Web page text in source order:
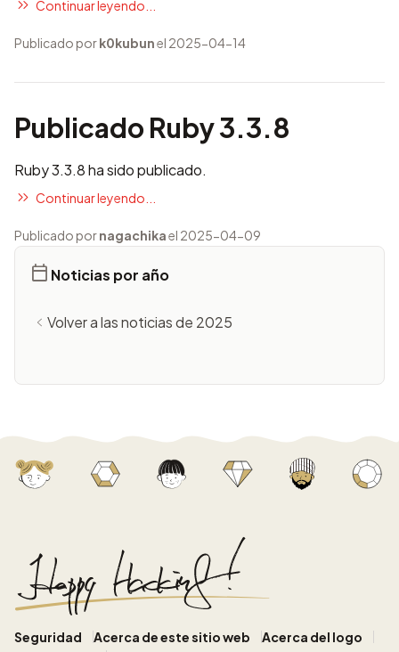
Continuar leyendo...
Publicado pork0kubunel 2025-04-14
Publicado Ruby 3.3.8
Ruby 3.3.8 ha sido publicado.
Continuar leyendo...
Publicado pornagachikael 2025-04-09
Noticias por año
Volver a las noticias de 2025
Seguridad Acerca de este sitio web
Acerca del logo